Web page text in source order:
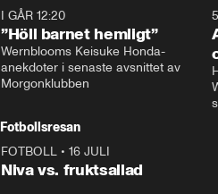
I GÅR 12:20
”Höll barnet hemligt”
Wernblooms Keisuke Honda-
anekdoter i senaste avsnittet av
Morgonklubben
Fotbollsresan
FOTBOLL • 16 JULI
Niva vs. fruktsallad